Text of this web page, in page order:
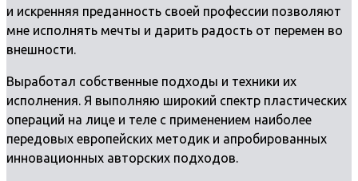
и искренняя преданность своей профессии позволяют
мне исполнять мечты и дарить радость от перемен во
внешности.
Выработал собственные подходы и техники их
исполнения. Я выполняю широкий спектр пластических
операций на лице и теле с применением наиболее
передовых европейских методик и апробированных
инновационных авторских подходов.